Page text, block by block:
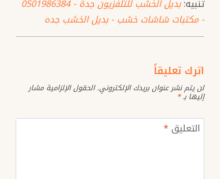
تنبيه:
بديل الخشب للتلفزيون جدة - 0501986384
- مكتبات شاشات خشب - بديل الخشب جده
اترك تعليقاً
لن يتم نشر عنوان بريدك الإلكتروني. الحقول الإلزامية مشار
إليها بـ*
التعليق *